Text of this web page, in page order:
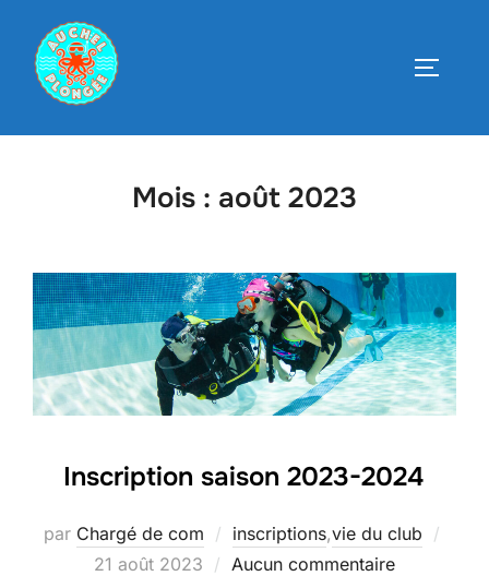
contenu
Mois : août 2023
Inscription saison 2023-2024
par Chargé de com inscriptions,vie du club
21 août 2023 Aucun commentaire